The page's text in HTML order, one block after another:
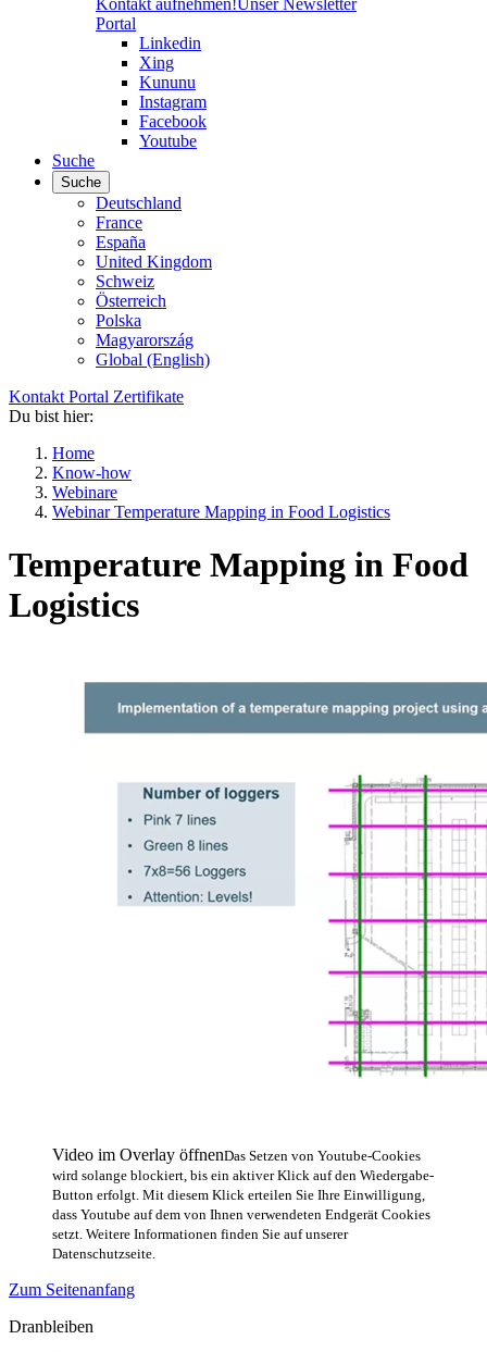
Kontakt aufnehmen!Unser Newsletter
Portal
Linkedin
Xing
Kununu
Instagram
Facebook
Youtube
Suche
Suche
Deutschland
France
España
United Kingdom
Schweiz
Österreich
Polska
Magyarország
Global (English)
Kontakt Portal Zertifikate
Du bist hier:
Home
Know-how
Webinare
Webinar Temperature Mapping in Food Logistics
Temperature Mapping in Food
Logistics
Video im Overlay öffnenDas Setzen von Youtube-Cookies
wird solange blockiert, bis ein aktiver Klick auf den Wiedergabe-
Button erfolgt. Mit diesem Klick erteilen Sie Ihre Einwilligung,
dass Youtube auf dem von Ihnen verwendeten Endgerät Cookies
setzt. Weitere Informationen finden Sie auf unserer
Datenschutzseite.
Zum Seitenanfang
Dranbleiben